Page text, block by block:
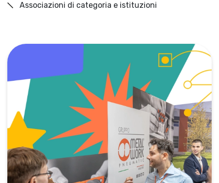
Associazioni di categoria e istituzioni